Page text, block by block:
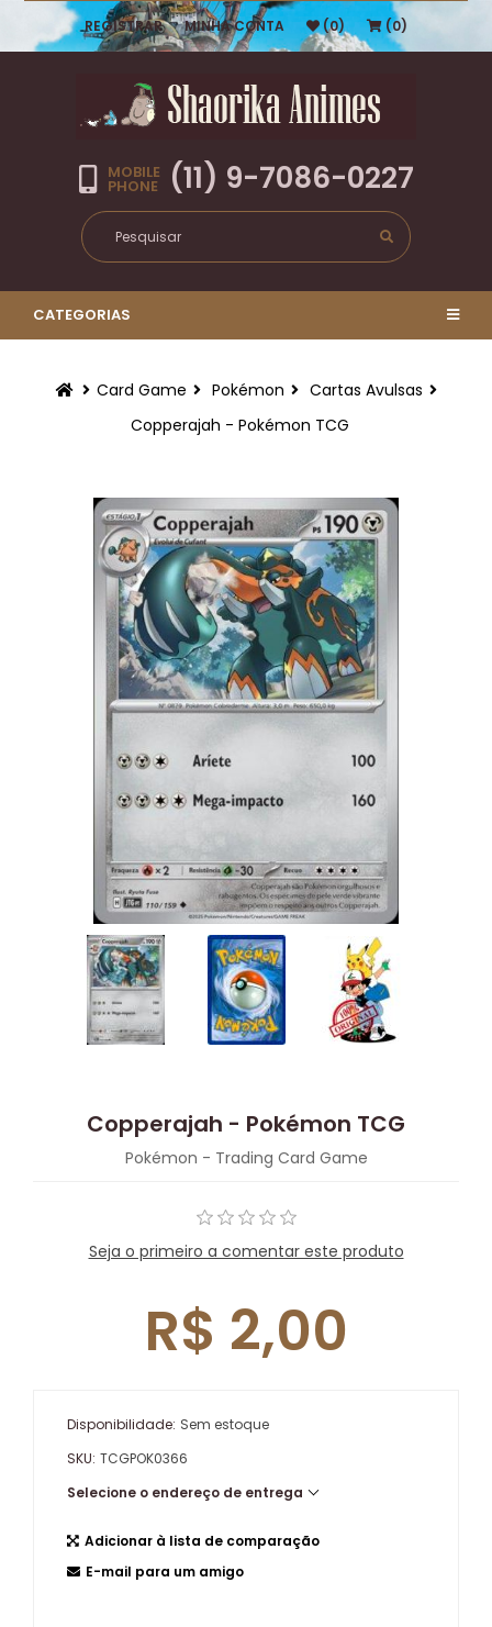
REGISTRAR MINHA CONTA (0) (0)
MOBILE
PHONE (11) 9-7086-0227
CATEGORIAS
Card Game Pokémon
Cartas Avulsas
Copperajah - Pokémon TCG
Copperajah - Pokémon TCG
Pokémon - Trading Card Game
Seja o primeiro a comentar este produto
R$ 2,00
Disponibilidade: Sem estoque
SKU: TCGPOK0366
Selecione o endereço de entrega
Adicionar à lista de comparação
E-mail para um amigo